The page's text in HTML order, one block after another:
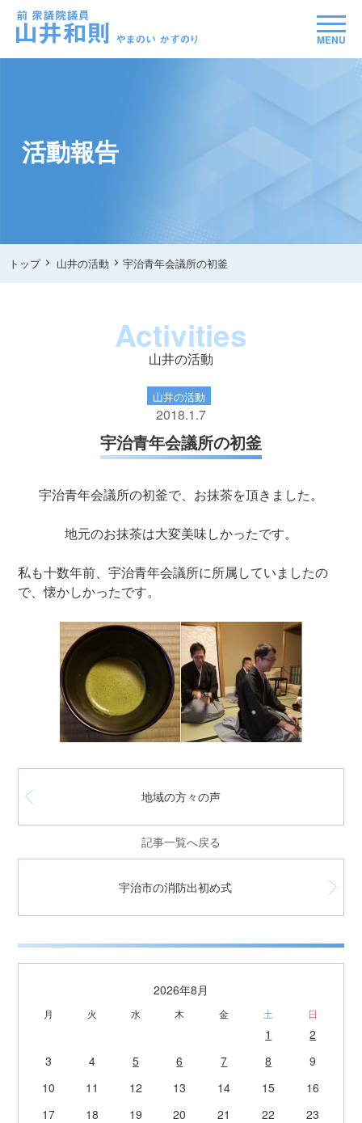
MENU
活動報告
トップ 山井の活動 宇治青年会議所の初釜
Activities
山井の活動
山井の活動
2018.1.7
宇治青年会議所の初釜
宇治青年会議所の初釜で、お抹茶を頂きました。
地元のお抹茶は大変美味しかったです。
私も十数年前、宇治青年会議所に所属していましたの
で、懐かしかったです。
地域の方々の声
記事一覧へ戻る
宇治市の消防出初め式
2026年8月
月 火 水 木 金 土 日
1
2
3
4 5 6 7 8
9
10
11 12 13 14 15
16
17
18 19 20 21 22
23